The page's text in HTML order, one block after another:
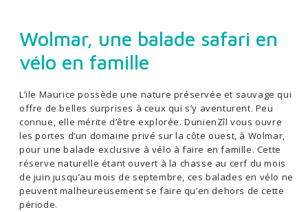
Wolmar, une balade safari en
vélo en famille
L’ile Maurice possède une nature préservée et sauvage qui
offre de belles surprises à ceux qui s’y aventurent. Peu
connue, elle mérite d’être explorée. DunienZîl vous ouvre
les portes d’un domaine privé sur la côte ouest, à Wolmar,
pour une balade exclusive à vélo à faire en famille. Cette
réserve naturelle étant ouvert à la chasse au cerf du mois
de juin jusqu’au mois de septembre, ces balades en vélo ne
peuvent malheureusement se faire qu’en dehors de cette
période.